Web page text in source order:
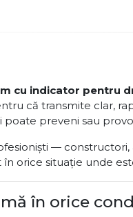
cu indicator pentru
că transmite clar,
poate preveni sau
—
orice situație unde
în orice